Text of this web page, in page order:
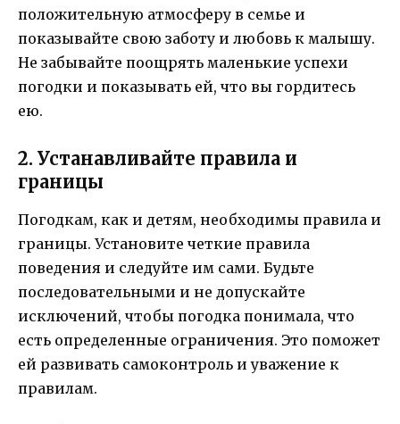
положительную атмосферу в семье и
показывайте свою заботу и любовь к малышу.
Не забывайте поощрять маленькие успехи
погодки и показывать ей, что вы гордитесь
ею.
2. Устанавливайте правила и
границы
Погодкам, как и детям, необходимы правила и
границы. Установите четкие правила
поведения и следуйте им сами. Будьте
последовательными и не допускайте
исключений, чтобы погодка понимала, что
есть определенные ограничения. Это поможет
ей развивать самоконтроль и уважение к
правилам.